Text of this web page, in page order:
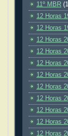
11º MBR
12 Horas
12 Horas
12 Horas
12 Horas
12 Horas
12 Horas
12 Horas
12 Horas
12 Horas
12 Horas
12 Horas